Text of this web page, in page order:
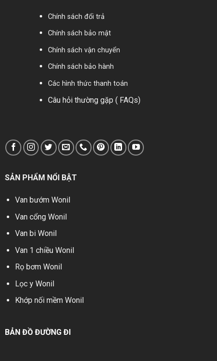
Chính sách đổi trả
Chính sách bảo mật
Chính sách vận chuyển
Chính sách bảo hành
Các hình thức thanh toán
Câu hỏi thường gặp ( FAQs)
SẢN PHẨM NỔI BẬT
Van bướm Wonil
Van cổng Wonil
Van bi Wonil
Van 1 chiều Wonil
Rọ bơm Wonil
Lọc y Wonil
Khớp nối mềm Wonil
BẢN ĐỒ ĐƯỜNG ĐI